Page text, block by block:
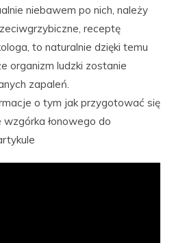
niebawem po nich, należy
receptę
to naturalnie dzięki temu
organizm ludzki zostanie
zapaleń.
o tym jak przygotować się
wzgórka łonowego do